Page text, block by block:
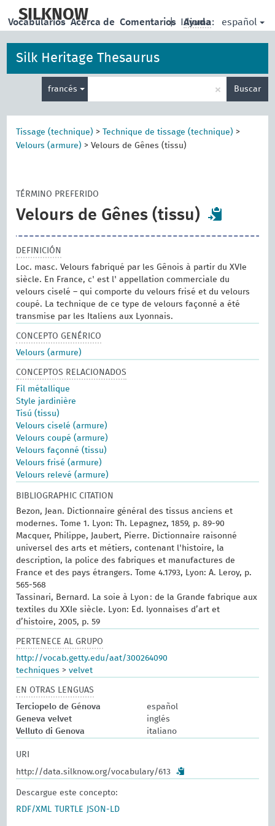
main
SILKNOW | Idioma: español
Vocabularios Acerca de Comentarios Ayuda
Silk Heritage Thesaurus
francés × Buscar
Tissage (technique) > Technique de tissage (technique) >
Velours (armure) >Velours de Gênes (tissu)
TÉRMINO PREFERIDO
Velours de Gênes (tissu)
DEFINICIÓN
Loc. masc. Velours fabriqué par les Gênois à partir du XVIe
siècle. En France, c' est l' appellation commerciale du
velours ciselé – qui comporte du velours frisé et du velours
coupé. La technique de ce type de velours façonné a été
transmise par les Italiens aux Lyonnais.
CONCEPTO GENÉRICO
Velours (armure)
CONCEPTOS RELACIONADOS
Fil métallique
Style jardinière
Tisú (tissu)
Velours ciselé (armure)
Velours coupé (armure)
Velours façonné (tissu)
Velours frisé (armure)
Velours relevé (armure)
BIBLIOGRAPHIC CITATION
Bezon, Jean. Dictionnaire général des tissus anciens et
modernes.‎ Tome 1.‎ Lyon: Th. Lepagnez, 1859, p. 89-90
Macquer, Philippe, Jaubert, Pierre. Dictionnaire raisonné
universel des arts et métiers, contenant l'histoire, la
description, la police des fabriques et manufactures de
France et des pays étrangers. Tome 4.1793, Lyon: A. Leroy, p.
565-568
Tassinari, Bernard. La soie à Lyon : de la Grande fabrique aux
textiles du XXIe siècle. Lyon: Ed. lyonnaises d’art et
d’histoire, 2005, p. 59
PERTENECE AL GRUPO
http://vocab.getty.edu/aat/300264090
techniques >velvet
EN OTRAS LENGUAS
Terciopelo de Génova
español
Geneva velvet
inglés
Velluto di Genova
italiano
URI
http://data.silknow.org/vocabulary/613
Descargue este concepto:
RDF/XML
TURTLE JSON-LD